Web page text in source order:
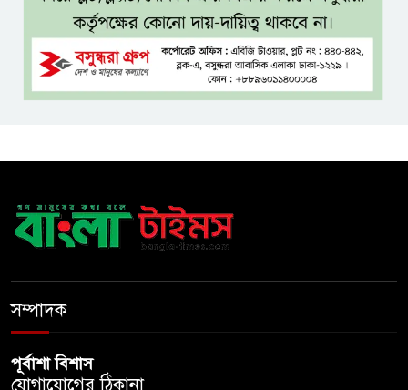
কম বয়সেই বন্ধ্যাত্বের ঝুঁকি?
নারীদের ৩ লক্ষণে সতর্ক হওয়ার
পরামর্শ
ইনফ্লুয়েঞ্জা ঠেকাতে নতুন আশার
ব্যবহৃত রাখি ডাস্টবিনে ফেলেন?
ভুলেও নয়, জেনে নিন কী করা উচিত
বেসরকারি জ্বালানি তেল আমদানিতে
সম্পাদক
পূর্বাশা বিশাস
যোগাযোগের ঠিকানা